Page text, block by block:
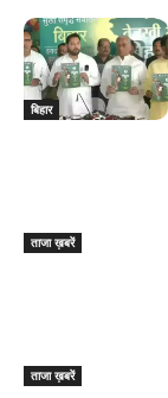
बिहार
ताजा ख़बरें
ताजा ख़बरें